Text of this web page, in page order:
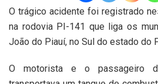
O trágico acidente foi registrado
na rodovia PI-141 que liga os
João do Piauí, no Sul do estado do
O motorista e o passageiro